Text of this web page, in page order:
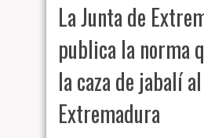
La Junta de
publica la norma
la caza de jabalí
Extremadura